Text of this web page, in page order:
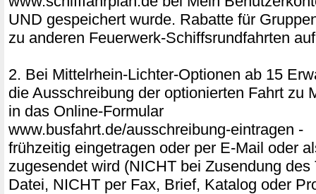
UND gespeichert wurde. Rabatte für
zu anderen Feuerwerk-Schiffsrundfahrten
2. Bei Mittelrhein-Lichter-Optionen ab 15
die Ausschreibung der optionierten Fahrt zu
in das Online-Formular
www.busfahrt.de/ausschreibung-eintragen -
frühzeitig eingetragen oder per E-Mail oder
zugesendet wird (NICHT bei Zusendung des
Datei, NICHT per Fax, Brief, Katalog oder